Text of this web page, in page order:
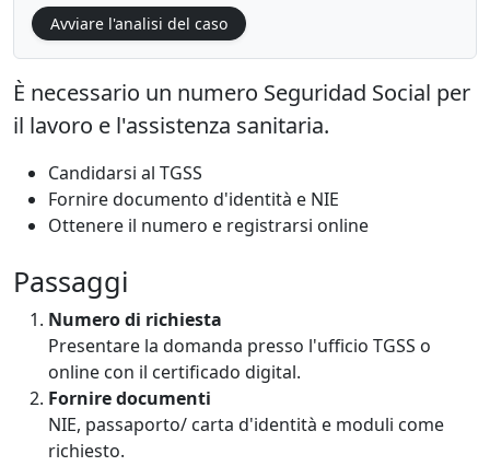
Avviare l'analisi del caso
È necessario un numero Seguridad Social per
il lavoro e l'assistenza sanitaria.
Candidarsi al TGSS
Fornire documento d'identità e NIE
Ottenere il numero e registrarsi online
Passaggi
Numero di richiesta
Presentare la domanda presso l'ufficio TGSS o
online con il certificado digital.
Fornire documenti
NIE, passaporto/ carta d'identità e moduli come
richiesto.